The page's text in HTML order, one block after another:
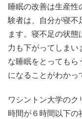
睡眠の改善は生産性
験者は、自分が寝不
ます。寝不足の状
力も下がってしまい
な睡眠をとってもら
になることがわかっ
ワシントン大学の
時間が６時間以下の